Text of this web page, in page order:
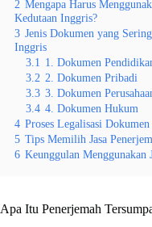
2 Mengapa Harus
Kedutaan Inggris?
3 Jenis Dokumen yang
Inggris
3.1 1. Dokumen
3.2 2. Dokumen Pribadi
3.3 3. Dokumen
3.4 4. Dokumen Hukum
4 Proses Legalisasi
5 Tips Memilih Jasa
6 Keunggulan Menggunakan
Apa Itu Penerjemah